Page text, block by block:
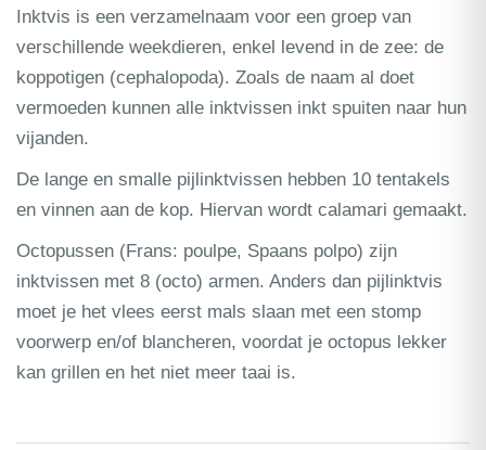
Inktvis is een verzamelnaam voor een groep van
verschillende weekdieren, enkel levend in de zee: de
koppotigen (cephalopoda). Zoals de naam al doet
vermoeden kunnen alle inktvissen inkt spuiten naar hun
vijanden.
De lange en smalle pijlinktvissen hebben 10 tentakels
en vinnen aan de kop. Hiervan wordt calamari gemaakt.
Octopussen (Frans: poulpe, Spaans polpo) zijn
inktvissen met 8 (octo) armen. Anders dan pijlinktvis
moet je het vlees eerst mals slaan met een stomp
voorwerp en/of blancheren, voordat je octopus lekker
kan grillen en het niet meer taai is.